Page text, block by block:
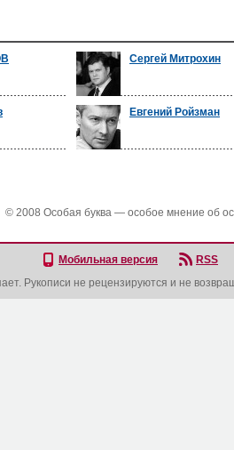
Сергей Митрохин
Евгений Ройзман
© 2008 Особая буква — особое мнение об
Мобильная версия
RSS
Рукописи не рецензируются и не